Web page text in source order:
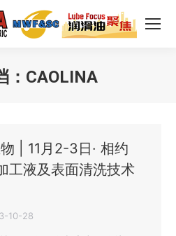
： CAOLINA
| 11月2-3日· 相约
工液及表面清洗技术
10-28